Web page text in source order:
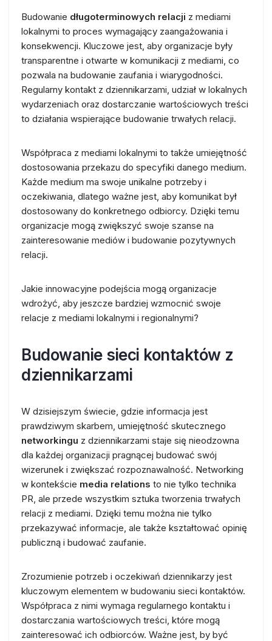
Budowanie długoterminowych relacji z mediami
lokalnymi to proces wymagający zaangażowania i
konsekwencji. Kluczowe jest, aby organizacje były
transparentne i otwarte w komunikacji z mediami, co
pozwala na budowanie zaufania i wiarygodności.
Regularny kontakt z dziennikarzami, udział w lokalnych
wydarzeniach oraz dostarczanie wartościowych treści
to działania wspierające budowanie trwałych relacji.
Współpraca z mediami lokalnymi to także umiejętność
dostosowania przekazu do specyfiki danego medium.
Każde medium ma swoje unikalne potrzeby i
oczekiwania, dlatego ważne jest, aby komunikat był
dostosowany do konkretnego odbiorcy. Dzięki temu
organizacje mogą zwiększyć swoje szanse na
zainteresowanie mediów i budowanie pozytywnych
relacji.
Jakie innowacyjne podejścia mogą organizacje
wdrożyć, aby jeszcze bardziej wzmocnić swoje
relacje z mediami lokalnymi i regionalnymi?
Budowanie sieci kontaktów z
dziennikarzami
W dzisiejszym świecie, gdzie informacja jest
prawdziwym skarbem, umiejętność skutecznego
networkingu z dziennikarzami staje się nieodzowna
dla każdej organizacji pragnącej budować swój
wizerunek i zwiększać rozpoznawalność. Networking
w kontekście media relations to nie tylko technika
PR, ale przede wszystkim sztuka tworzenia trwałych
relacji z mediami. Dzięki temu można nie tylko
przekazywać informacje, ale także kształtować opinię
publiczną i budować zaufanie.
Zrozumienie potrzeb i oczekiwań dziennikarzy jest
kluczowym elementem w budowaniu sieci kontaktów.
Współpraca z nimi wymaga regularnego kontaktu i
dostarczania wartościowych treści, które mogą
zainteresować ich odbiorców. Ważne jest, by być